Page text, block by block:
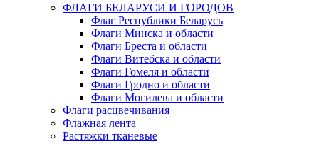
ФЛАГИ БЕЛАРУСИ И ГОРОДОВ
Флаг Республики Беларусь
Флаги Минска и области
Флаги Бреста и области
Флаги Витебска и области
Флаги Гомеля и области
Флаги Гродно и области
Флаги Могилева и области
Флаги расцвечивания
Флажная лента
Растяжки тканевые